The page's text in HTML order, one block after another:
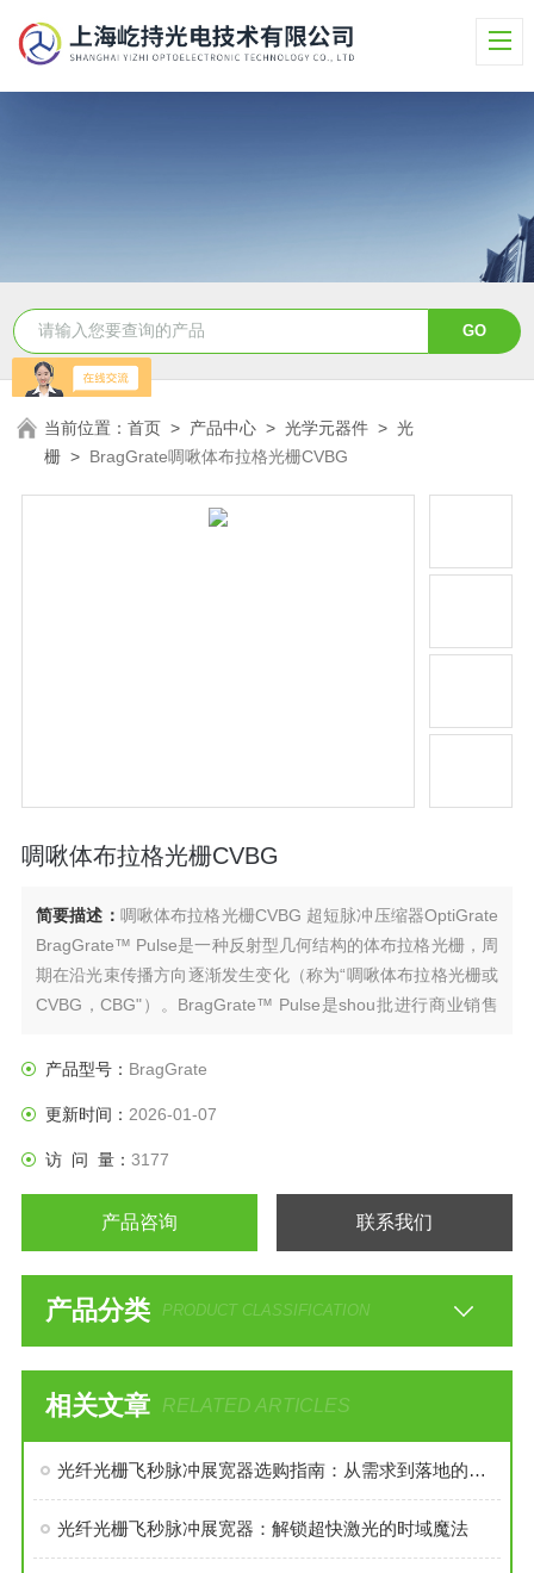
当前位置：首页 > 产品中心 >光学元器件 >光
栅 > BragGrate啁啾体布拉格光栅CVBG
啁啾体布拉格光栅CVBG
简要描述： 啁啾体布拉格光栅CVBG 超短脉冲压缩器OptiGrate
​BragGrate™ Pulse是一种反射型几何结构的体布拉格光栅，周
期在沿光束传播方向逐渐发生变化（称为“啁啾体布拉格光栅或
CVBG，CBG"）。BragGrate™ Pulse是shou批进行商业销售
计。
产品型号： BragGrate
更新时间： 2026-01-07
访 问 量： 3177
产品咨询 联系我们
产品分类 PRODUCT CLASSIFICATION
相关文章 RELATED ARTICLES
光纤光栅飞秒脉冲展宽器选购指南：从需求到落地的关键考量
光纤光栅飞秒脉冲展宽器：解锁超快激光的时域魔法